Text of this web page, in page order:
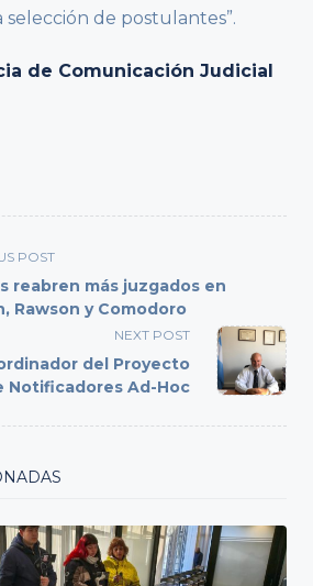
selección de postulantes”.
de Comunicación Judicial
POST
reabren más juzgados en
Rawson y Comodoro
NEXT POST
del Proyecto
Notificadores Ad-Hoc